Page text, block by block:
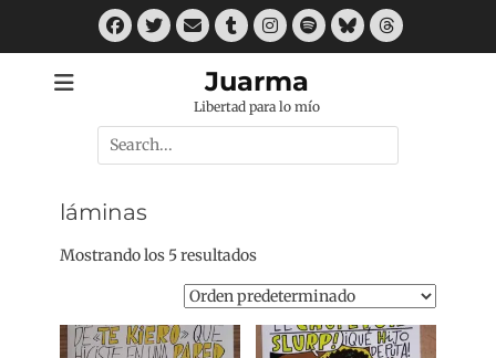
Facebook
TwitterCorreo
electrónico
TumblrInstagram
Spotify
BlueskyThreads
Juarma
Libertad para lo mío
Buscar
por:
láminas
Mostrando los 5 resultados